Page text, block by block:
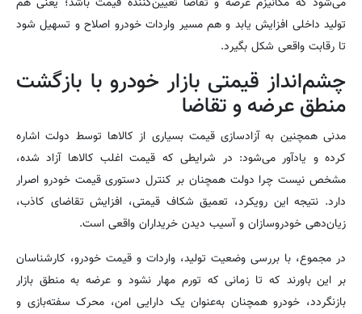
تولید داخلی افزایش یابد و هم مسیر واردات خودرو اصلاح و تسهیل شود
تا رقابت واقعی شکل بگیرد.
چشم‌انداز قیمتی بازار خودرو با بازگشت
منطق عرضه و تقاضا
مدنی همچنین به آزادسازی قیمت بسیاری از کالاها توسط دولت اشاره
کرده و یادآور می‌شود: در شرایطی که قیمت اغلب کالاها آزاد شده،
مشخص نیست چرا دولت همچنان بر کنترل دستوری قیمت خودرو اصرار
دارد. نتیجه این رویکرد، تعمیق شکاف قیمتی، افزایش تقاضای کاذب،
زیان‌دهی خودروسازان و آسیب دیدن خریداران واقعی است.
در مجموع، با بررسی وضعیت تولید، واردات و قیمت خودرو، کارشناسان
بر این باورند که تا زمانی که تورم مهار نشود و عرضه به منطق بازار
بازنگردد، خودرو همچنان به‌عنوان یک دارایی امن، محرک سفته‌بازی و